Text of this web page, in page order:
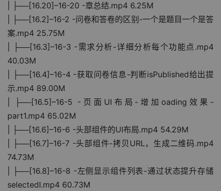
| ├──[16.20]–16-20 -章总结.mp4 6.25M
| ├──[16.2]–16-2 -问卷和答卷的区别-一个是题目一个是答
案.mp4 25.75M
| ├──[16.3]–16-3 -需求分析-详细分析每个功能点.mp4
40.03M
| ├──[16.4]–16-4 -获取问卷信息-判断isPublished给出提
示.mp4 89.00M
| ├──[16.5]–16-5 -页面UI布局-增加oading效果-
part1.mp4 65.02M
| ├──[16.6]–16-6 -头部组件的UI布局.mp4 54.29M
| ├──[16.7]–16-7 -头部组件-拷贝URL，生成二维码.mp4
74.73M
| ├──[16.8]–16-8 -左侧显示组件列表-通过状态提升存储
selectedI.mp4 60.73M